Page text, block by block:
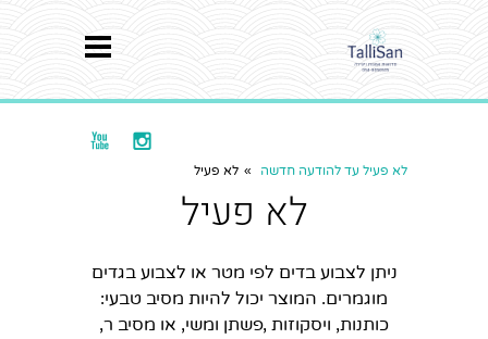


לא פעיל עד להודעה חדשה » לא פעיל
לא פעיל
ניתן לצבוע בדים לפי מטר או לצבוע בגדים
מוגמרים. המוצר יכול להיות מסיב טבעי:
כותנות, ויסקוזות ,פשתן ומשי, או מסיב ר,